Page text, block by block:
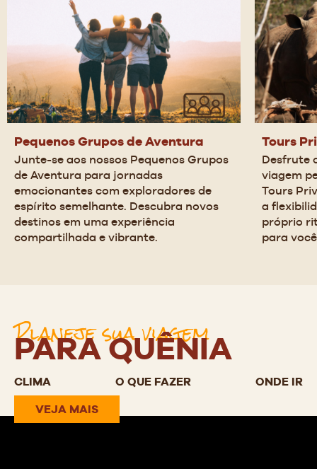
Pequenos Grupos de Aventura
Junte-se aos nossos Pequenos Grupos
de Aventura para jornadas
emocionantes com exploradores de
espírito semelhante. Descubra novos
destinos em uma experiência
compartilhada e vibrante.
Tours
Desfrute
viagem
Tours
a
próprio
para
Planeje sua viagem
PARA QUÊNIA
CLIMA O QUE FAZER ONDE IR
VEJA MAIS